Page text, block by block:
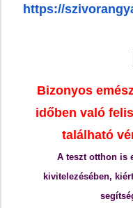
https://
Bizonyos
időben való
található
A teszt otthon is
kivitelezésében,